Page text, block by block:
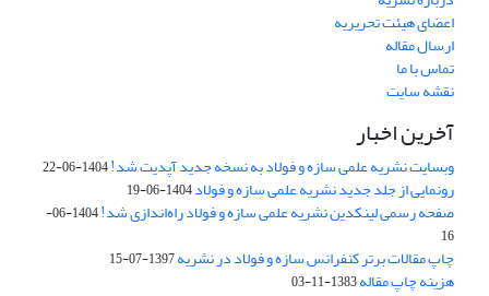
اعضای هیئت تحریریه
ارسال مقاله
تماس با ما
نقشه سایت
آخرین اخبار
وبسایت نشریه علمی سازه و فولاد به نسخه جدید آپدیت شد!1404-06-22
رونمایی از جلد جدید نشریه علمی سازه و فولاد1404-06-19
صفحه رسمی لینکدین نشریه علمی سازه و فولاد راه‌اندازی شد!
1404-06-
16
چاپ مقالات برتر کنفرانس سازه و فولاد در نشریه1397-07-15
هزینه چاپ مقاله1383-11-03